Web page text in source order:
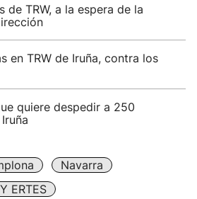
de TRW, a la espera de la
en TRW de Iruña, contra los
quiere despedir a 250
Navarra
ERTES